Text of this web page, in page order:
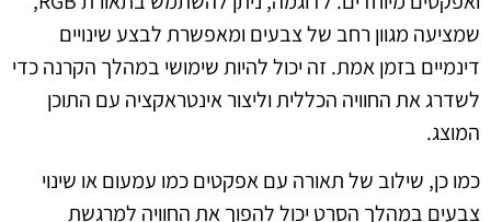
שמציעה מגוון רחב של צבעים ומאפשרת לבצע שינויים
דינמיים בזמן אמת. זה יכול להיות שימושי במהלך הקרנה כדי
לשדרג את החוויה הכללית וליצור אינטראקציה עם התוכן
המוצג.
כמו כן, שילוב של תאורה עם אפקטים כמו עמעום או שינוי
צבעים במהלך הסרט יכול להפוך את החוויה למרגשת